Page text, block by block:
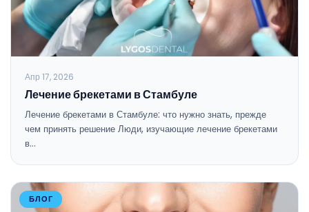
Апр 17, 2026
Лечение брекетами в Стамбуле
Лечение брекетами в Стамбуле: что нужно знать, прежде
чем принять решение Люди, изучающие лечение брекетами
в…
БЛОГ